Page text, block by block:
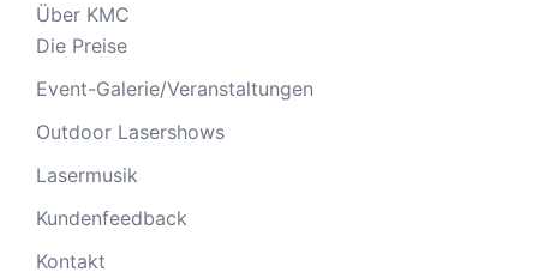
Über KMC
Die Preise
Event-Galerie/Veranstaltungen
Outdoor Lasershows
Lasermusik
Kundenfeedback
Kontakt